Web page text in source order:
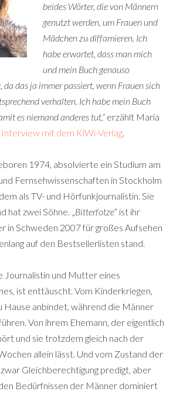
beides Wörter, die von Männern
genutzt werden, um Frauen und
Mädchen zu diffamieren. Ich
habe erwartet, dass man mich
und mein Buch genauso
da das ja immer passiert, wenn Frauen sich
verhalten. Ich habe mein Buch
es niemand anderes tut,“ erzählt Maria
Interview mit dem KiWi-Verlag.
1974, absolvierte ein Studium am
Fernsehwissenschaften in Stockholm
als TV- und Hörfunkjournalistin. Sie
hat zwei Söhne. „Bitterfotze“ ist ihr
in Schweden 2007 für großes Aufsehen
auf den Bestsellerlisten stand.
Journalistin und Mutter eines
ist enttäuscht. Vom Kinderkriegen,
Hause anbindet, während die Männer
Von ihrem Ehemann, der eigentlich
und sie trotzdem gleich nach der
allein lässt. Und vom Zustand der
Gleichberechtigung predigt, aber
Bedürfnissen der Männer dominiert